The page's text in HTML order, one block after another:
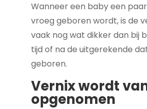
Wanneer een baby een
vroeg geboren wordt, is de
vaak nog wat dikker dan bij
tijd of na de uitgerekende
geboren.
Vernix wordt
opgenomen